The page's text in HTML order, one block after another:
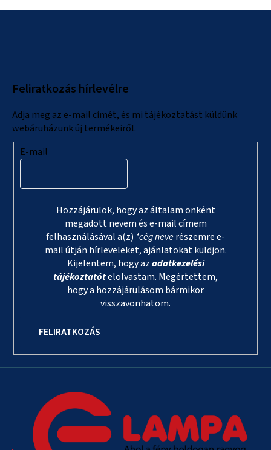
Feliratkozás hírlevélre
Adja meg az e-mail címét, és mi tájékoztatást küldünk
webáruházunk új termékeiről.
E-mail
Hozzájárulok, hogy az általam önként
megadott nevem és e-mail címem
felhasználásával a(z) *cég neverészemre e-
mail útján hírleveleket, ajánlatokat küldjön.
Kijelentem, hogy azadatkezelési
tájékoztatótelolvastam. Megértettem,
hogy a hozzájárulásom bármikor
visszavonhatom.
FELIRATKOZÁS